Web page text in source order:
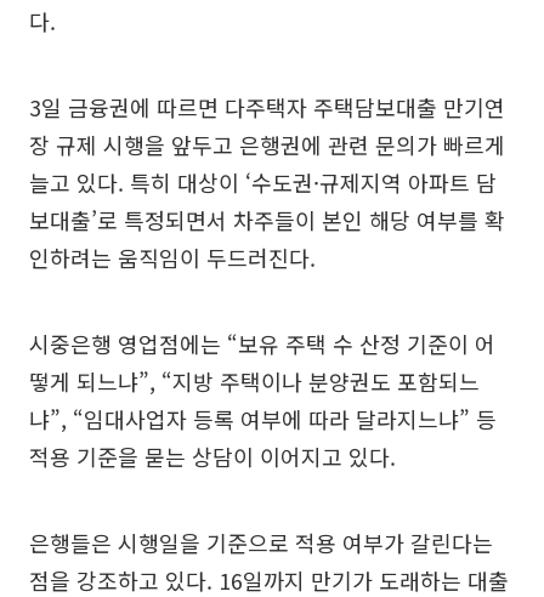
다.
3일 금융권에 따르면 다주택자 주택담보대출 만기연
장 규제 시행을 앞두고 은행권에 관련 문의가 빠르게
늘고 있다. 특히 대상이 ‘수도권·규제지역 아파트 담
보대출’로 특정되면서 차주들이 본인 해당 여부를 확
인하려는 움직임이 두드러진다.
시중은행 영업점에는 “보유 주택 수 산정 기준이 어
떻게 되느냐”, “지방 주택이나 분양권도 포함되느
냐”, “임대사업자 등록 여부에 따라 달라지느냐” 등
적용 기준을 묻는 상담이 이어지고 있다.
은행들은 시행일을 기준으로 적용 여부가 갈린다는
점을 강조하고 있다. 16일까지 만기가 도래하는 대출